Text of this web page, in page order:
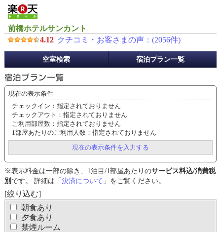
前橋ホテルサンカント
4.12 クチコミ・お客さまの声：(2056件)
約
メ
ニ
ュ
ー
空室検索 宿泊プラン一覧
現在の表示条件
チェックイン：指定されておりません
チェックアウト：指定されておりません
ご利用部屋数：指定されておりません
1部屋あたりのご利用人数：指定されておりません
現在の表示条件を入力する
※表示料金は一部の除き、1泊目/1部屋あたりのサービス料込/消費税
別 です。 詳細は「決済について 」をご覧ください。
[絞り込む]
朝食あり
夕食あり
禁煙ルーム